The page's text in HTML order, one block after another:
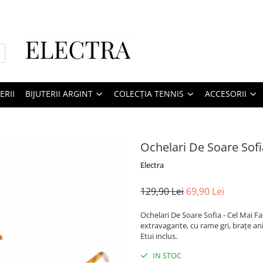
BIJUTERII ARGINT COLECȚIA TENNIS ACCESORII
Ochelari De Soare
Electra
129,90 Lei 69,90 Lei
Ochelari De Soare Sofia - Cel Mai
extravagante, cu rame gri, brațe
Etui inclus.
IN STOC